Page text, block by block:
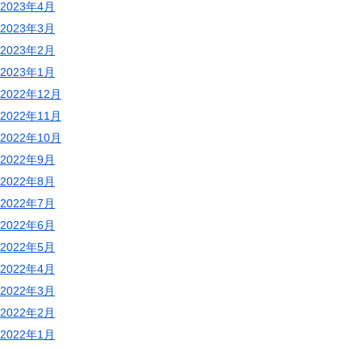
2023年4月
2023年3月
2023年2月
2023年1月
2022年12月
2022年11月
2022年10月
2022年9月
2022年8月
2022年7月
2022年6月
2022年5月
2022年4月
2022年3月
2022年2月
2022年1月